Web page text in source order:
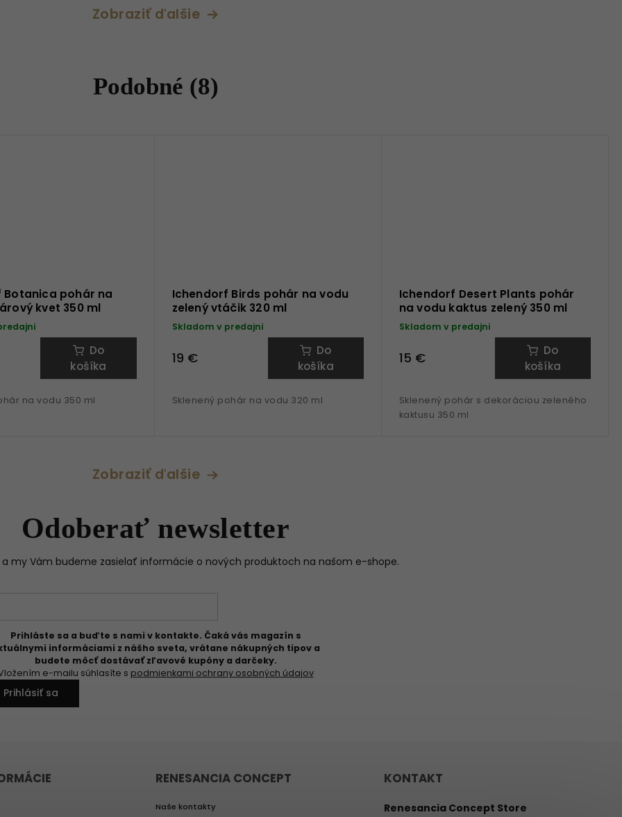
Zobraziť ďalšie
Podobné (8)
Botanica pohár na
kvet 350 ml
Do
košíka
na vodu 350 ml
Ichendorf Birds pohár na vodu
zelený vtáčik 320 ml
Skladom v predajni
19 €
Do
košíka
Sklenený pohár na vodu 320 ml
Ichendorf Desert Plants pohár
na vodu kaktus zelený 350 ml
Skladom v predajni
15 €
Do
košíka
Sklenený pohár s dekoráciou zeleného
kaktusu 350 ml
Zobraziť ďalšie
Odoberať newsletter
my Vám budeme zasielať informácie o nových produktoch na našom e-shope.
Prihláste sa a buďte s nami v kontakte. Čaká vás magazín s
informáciami z nášho sveta, vrátane nákupných tipov a
budete môcť dostávať zľavové kupóny a darčeky.
e-mailu súhlasíte s podmienkami ochrany osobných údajov
Prihlásiť sa
RENESANCIA CONCEPT
Naše kontakty
KONTAKT
Renesancia Concept Store